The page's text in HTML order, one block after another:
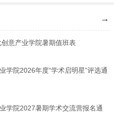
→
意产业学院暑期值班表
学院2026年度“学术启明星”评选通
学院2027暑期学术交流营报名通